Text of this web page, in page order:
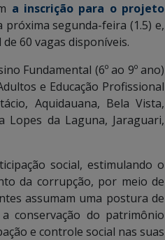
a inscrição para o projeto
segunda-feira (1.5) e,
60 vagas disponíveis.
Fundamental (6º ao 9º ano)
e Educação Profissional
Aquidauana, Bela Vista,
Lopes da Laguna, Jaraguari,
social, estimulando o
da corrupção, por meio de
assumam uma postura de
conservação do patrimônio
e controle social nas suas